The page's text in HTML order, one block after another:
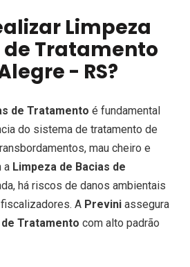
Limpeza
de Tratamento
- RS?
de Tratamento é fundamental
do sistema de tratamento de
mau cheiro e
a Limpeza de Bacias de
há riscos de danos ambientais
A Previni assegura
Tratamento com alto padrão